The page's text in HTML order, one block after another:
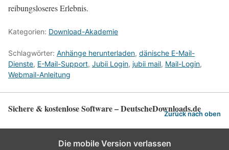
reibungsloseres Erlebnis.
Kategorien: Download-Akademie
Schlagwörter: Anhänge herunterladen, dänische E-Mail-
Dienste, E-Mail-Support, Jubii Login, jubii mail, Mail-Login,
Webmail-Anleitung
Sichere & kostenlose Software – DeutscheDownloads.de
Zurück nach oben
Die mobile Version verlassen